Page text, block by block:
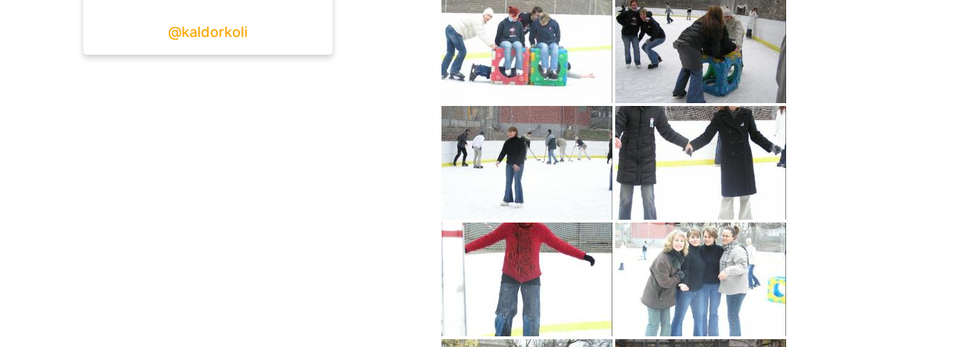
@kaldorkoli